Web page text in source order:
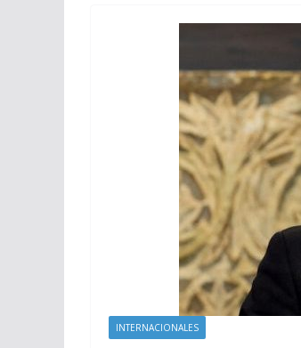
INTERNACIONALES